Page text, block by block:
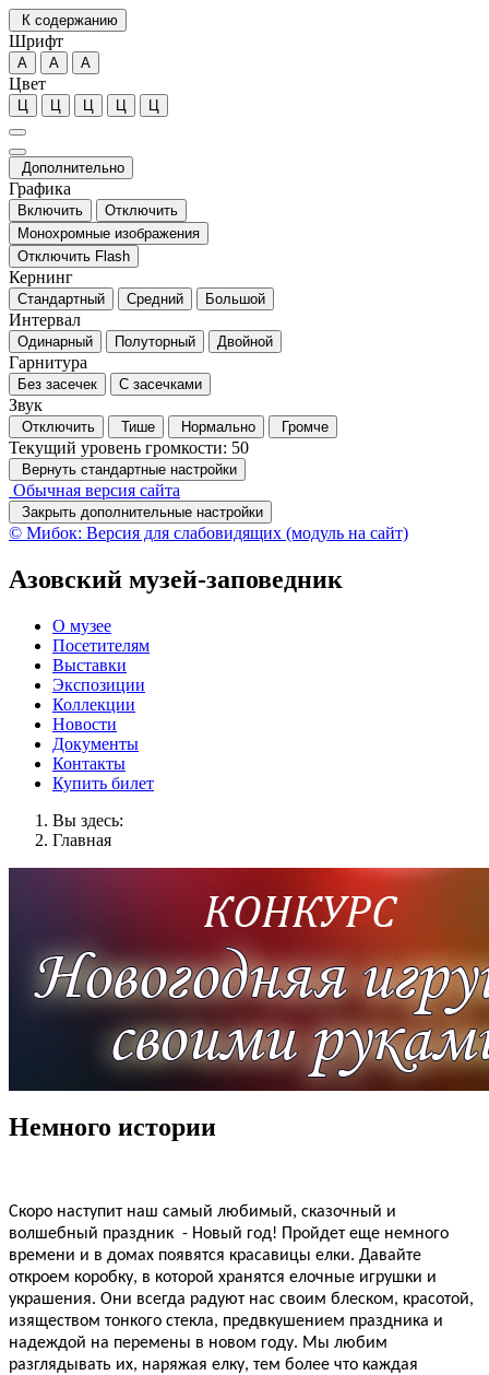
К содержанию
Шрифт
А А А
Цвет
Ц Ц Ц Ц Ц
Дополнительно
Графика
Включить
Отключить
Монохромные изображения
Отключить Flash
Кернинг
Стандартный Средний Большой
Интервал
Одинарный Полуторный Двойной
Гарнитура
Без засечек С засечками
Звук
Отключить Тише Нормально Громче
Текущий уровень громкости: 50
Вернуть стандартные настройки
Обычная версия сайта
Закрыть дополнительные настройки
© Мибок: Версия для слабовидящих (модуль на сайт)
Азовский музей-заповедник
О музее
Посетителям
Выставки
Экспозиции
Коллекции
Новости
Документы
Контакты
Купить билет
Вы здесь:
Главная
Немного истории
Скоро наступит наш самый любимый, сказочный и
волшебный праздник - Новый год! Пройдет еще немного
времени и в домах появятся красавицы елки. Давайте
откроем коробку, в которой хранятся елочные игрушки и
украшения. Они всегда радуют нас своим блеском, красотой,
изяществом тонкого стекла, предвкушением праздника и
надеждой на перемены в новом году. Мы любим
разглядывать их, наряжая елку, тем более что каждая